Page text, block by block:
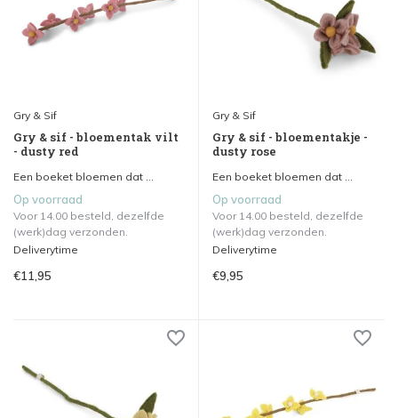
Gry & Sif
Gry & sif - bloementak vilt
- dusty red
Een boeket bloemen dat ...
Op voorraad
Voor 14.00 besteld, dezelfde
(werk)dag verzonden.
Deliverytime
€11,95
Gry & Sif
Gry & sif - bloementakje -
dusty rose
Een boeket bloemen dat ...
Op voorraad
Voor 14.00 besteld, dezelfde
(werk)dag verzonden.
Deliverytime
€9,95